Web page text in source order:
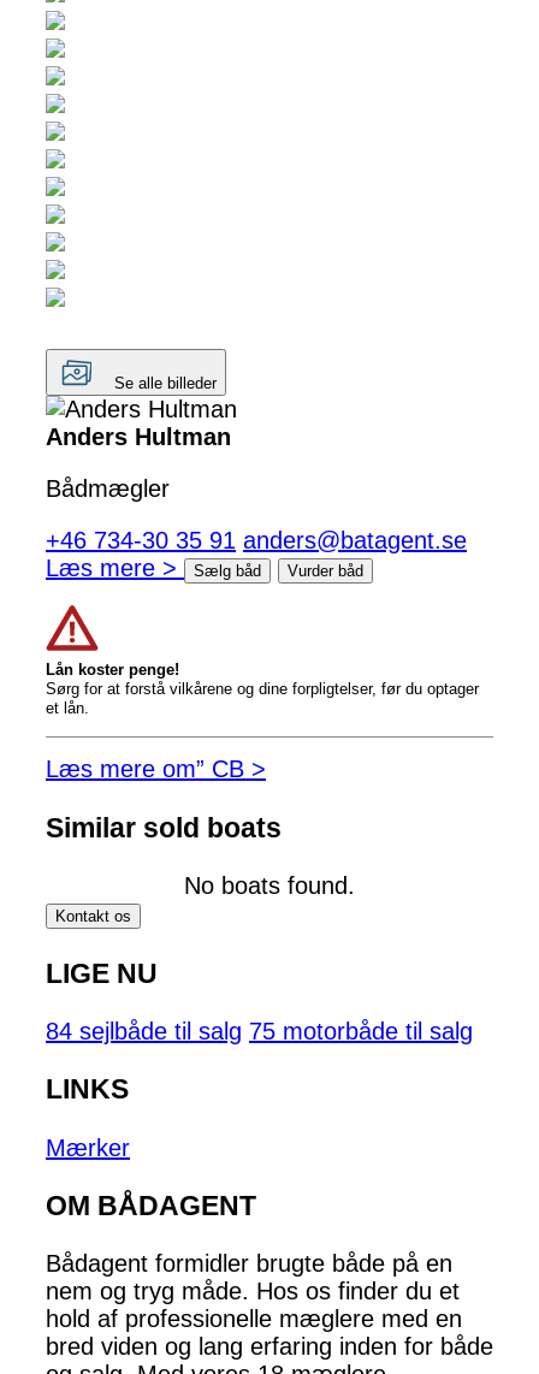
Se alle billeder
Anders Hultman
Bådmægler
+46 734-30 35 91 anders@batagent.se
Læs mere >
Sælg båd Vurder båd
Lån koster penge!
Sørg for at forstå vilkårene og dine forpligtelser, før du optager
et lån.
Læs mere om” CB >
Similar sold boats
No boats found.
Kontakt os
LIGE NU
84 sejlbåde til salg 75 motorbåde til salg
LINKS
Mærker
OM BÅDAGENT
Bådagent formidler brugte både på en
nem og tryg måde. Hos os finder du et
hold af professionelle mæglere med en
bred viden og lang erfaring inden for både